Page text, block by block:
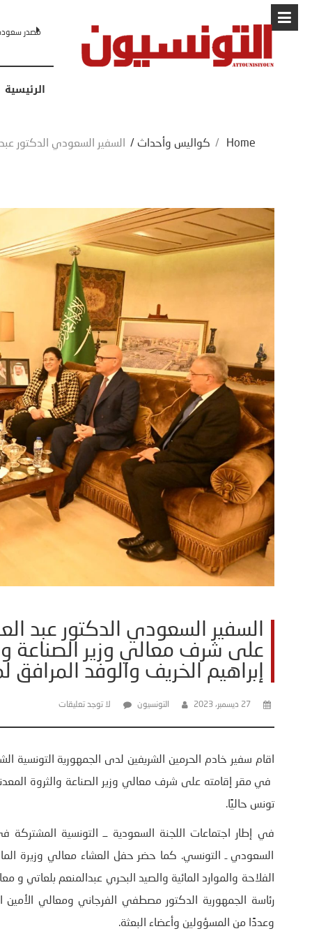
البابا: “لا
الرئيسية
Home
/ كواليس وأحداث /
السفير السعودي الدكتور
السفير السعودي الدكتور عبد
على شرف معالي وزير الصناعة
إبراهيم الخريف والوفد المرافق
27 ديسمبر، 2023 التونسيون لا توجد تعليقات
اقام سفير خادم الحرمين الشريفين لدى الجمهورية التونسية
في مقر إقامته على شرف معالي وزير الصناعة والثروة
تونس حاليًا.
في إطار اجتماعات اللجنة السعودية ــ التونسية
السعودي ـ التونسي. كما حضر حفل العشاء معالي وزيرة
الفلاحة والموارد المائية والصيد البحري عبدالمنعم بلعاتي
رئاسة الجمهورية الدكتور مصطفي الفرجاني ومعالي
وعددًا من المسؤولين وأعضاء البعثة.